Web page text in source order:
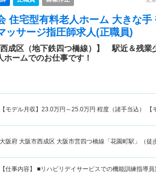
住宅型有料老人ホーム 大きな手
ッサージ指圧師求人(正職員)
西成区（地下鉄四つ橋線）】 駅近＆残業
ホームでのお仕事です！
【モデル月収】 23.0万円～25.0万円 程度（諸手当込） 【
大阪府 大阪市西成区 大阪市営四つ橋線「花園町駅」（徒
【仕事内容】 ■リハビリデイサービスでの機能訓練指導